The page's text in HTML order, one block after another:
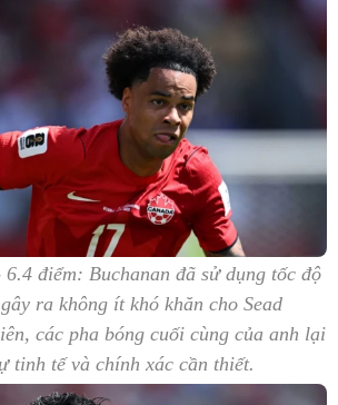
6.4 điểm: Buchanan đã sử dụng tốc độ
ra không ít khó khăn cho Sead
các pha bóng cuối cùng của anh lại
tinh tế và chính xác cần thiết.